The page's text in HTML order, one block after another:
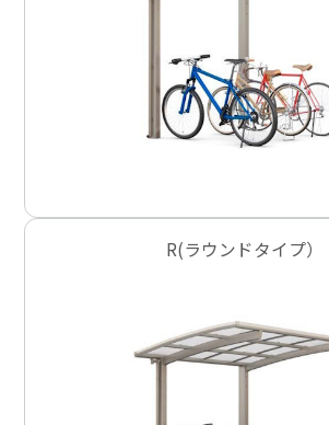
R(ラウンドタイプ）